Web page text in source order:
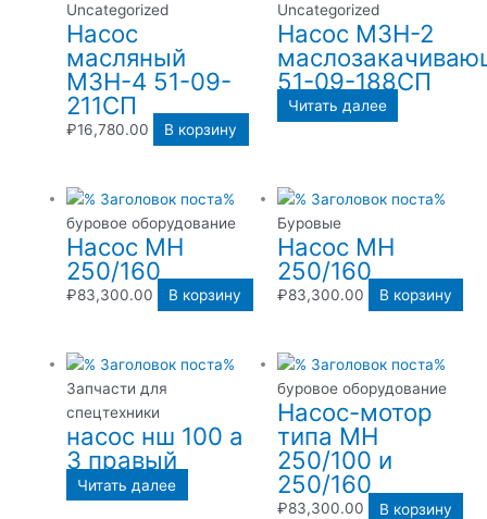
Uncategorized
Насос
масляный
МЗН-4 51-09-
211СП
₽16,780.00 В корзину
Uncategorized
Насос МЗН-2
51-09-188СП
Читать далее
буровое оборудование
Насос МН
250/160
₽83,300.00 В корзину
Буровые
Насос МН
250/160
₽83,300.00 В корзину
Запчасти для
спецтехники
насос нш 100 а
3 правый
Читать далее
буровое оборудование
Насос-мотор
типа МН
250/100 и
250/160
₽83,300.00 В корзину